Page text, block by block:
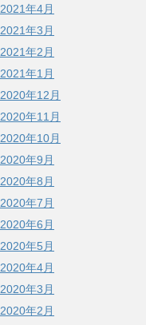
2021年4月
2021年3月
2021年2月
2021年1月
2020年12月
2020年11月
2020年10月
2020年9月
2020年8月
2020年7月
2020年6月
2020年5月
2020年4月
2020年3月
2020年2月